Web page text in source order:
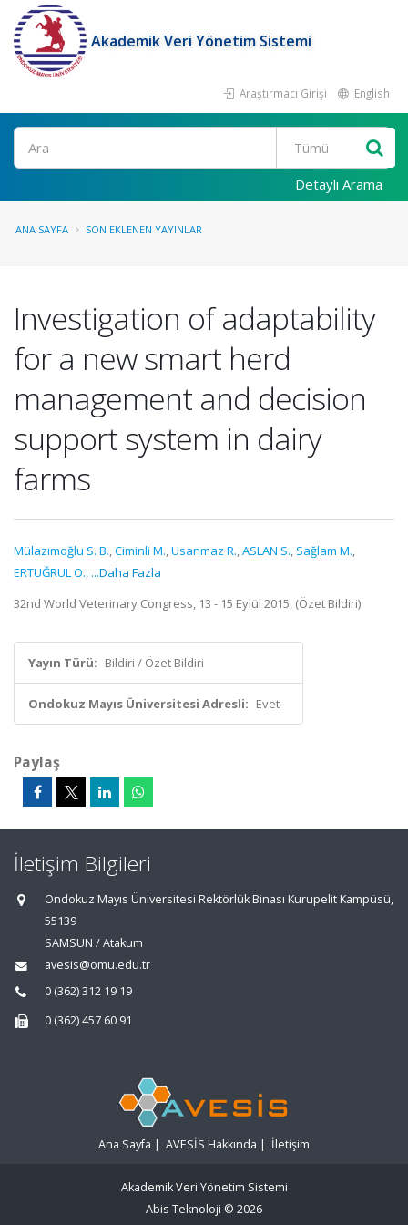
Akademik Veri Yönetim Sistemi
Araştırmacı Girişi English
Ara
Detaylı Arama
ANA SAYFA SON EKLENEN YAYINLAR
Investigation of adaptability
for a new smart herd
management and decision
support system in dairy
farms
Mülazımoğlu S. B.,Ciminli M.,Usanmaz R.,ASLAN S., Sağlam M.,
ERTUĞRUL O., ...Daha Fazla
32nd World Veterinary Congress, 13 - 15 Eylül 2015, (Özet Bildiri)
Yayın Türü: Bildiri / Özet Bildiri
Ondokuz Mayıs Üniversitesi Adresli: Evet
Paylaş
İletişim Bilgileri
Ondokuz Mayıs Üniversitesi Rektörlük Binası Kurupelit Kampüsü,
55139
SAMSUN / Atakum
avesis@omu.edu.tr
0 (362) 312 19 19
0 (362) 457 60 91
Ana Sayfa | AVESİS Hakkında | İletişim
Akademik Veri Yönetim Sistemi
Abis Teknoloji © 2026